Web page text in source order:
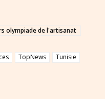
olympiade de l'artisanat
TopNews
Tunisie